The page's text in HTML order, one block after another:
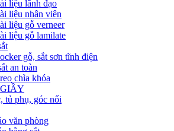
liệu lãnh đạo
liệu nhân viên
liệu gỗ verneer
liệu gỗ lamilate
gỗ, sắt sơn tĩnh điện
an toàn
chìa khóa
tủ phụ, góc nối
văn phòng